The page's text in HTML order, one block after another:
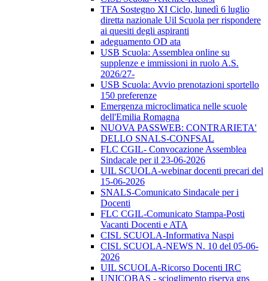
TFA Sostegno XI Ciclo, lunedì 6 luglio
diretta nazionale Uil Scuola per rispondere
ai quesiti degli aspiranti
adeguamento OD ata
USB Scuola: Assemblea online su
supplenze e immissioni in ruolo A.S.
2026/27-
USB Scuola: Avvio prenotazioni sportello
150 preferenze
Emergenza microclimatica nelle scuole
dell'Emilia Romagna
NUOVA PASSWEB: CONTRARIETA'
DELLO SNALS-CONFSAL
FLC CGIL- Convocazione Assemblea
Sindacale per il 23-06-2026
UIL SCUOLA-webinar docenti precari del
15-06-2026
SNALS-Comunicato Sindacale per i
Docenti
FLC CGIL-Comunicato Stampa-Posti
Vacanti Docenti e ATA
CISL SCUOLA-Informativa Naspi
CISL SCUOLA-NEWS N. 10 del 05-06-
2026
UIL SCUOLA-Ricorso Docenti IRC
UNICOBAS - scioglimento riserva gps